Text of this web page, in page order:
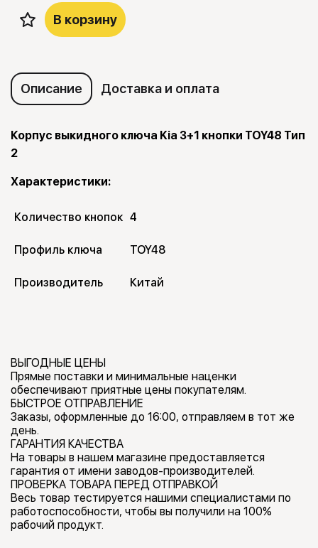
В корзину
Описание Доставка и оплата
Корпус выкидного ключа Kia 3+1 кнопки TOY48 Тип
2
Характеристики:
Количество кнопок 4
Профиль ключа TOY48
Производитель Китай
ВЫГОДНЫЕ ЦЕНЫ
Прямые поставки и минимальные наценки
обеспечивают приятные цены покупателям.
БЫСТРОЕ ОТПРАВЛЕНИЕ
Заказы, оформленные до 16:00, отправляем в тот же
день.
ГАРАНТИЯ КАЧЕСТВА
На товары в нашем магазине предоставляется
гарантия от имени заводов-производителей.
ПРОВЕРКА ТОВАРА ПЕРЕД ОТПРАВКОЙ
Весь товар тестируется нашими специалистами по
работоспособности, чтобы вы получили на 100%
рабочий продукт.